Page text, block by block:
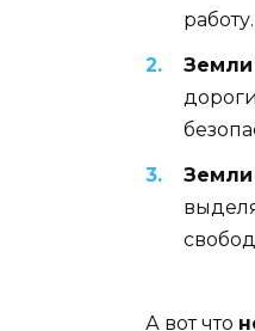
Земли
А вот что